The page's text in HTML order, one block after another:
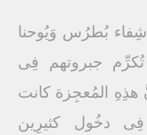
1 – 16 ) مُعجِزة شِفاء بُطرُس وَيُوحنا
تُكرِّم جبروتهم فِى
هذِهِ المُعجِزة كانت
فِى دخُول كثيرِين